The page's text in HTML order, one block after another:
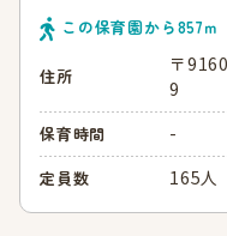
この保育園から857ｍ
住所
〒
9
保育時間 -
定員数 165人